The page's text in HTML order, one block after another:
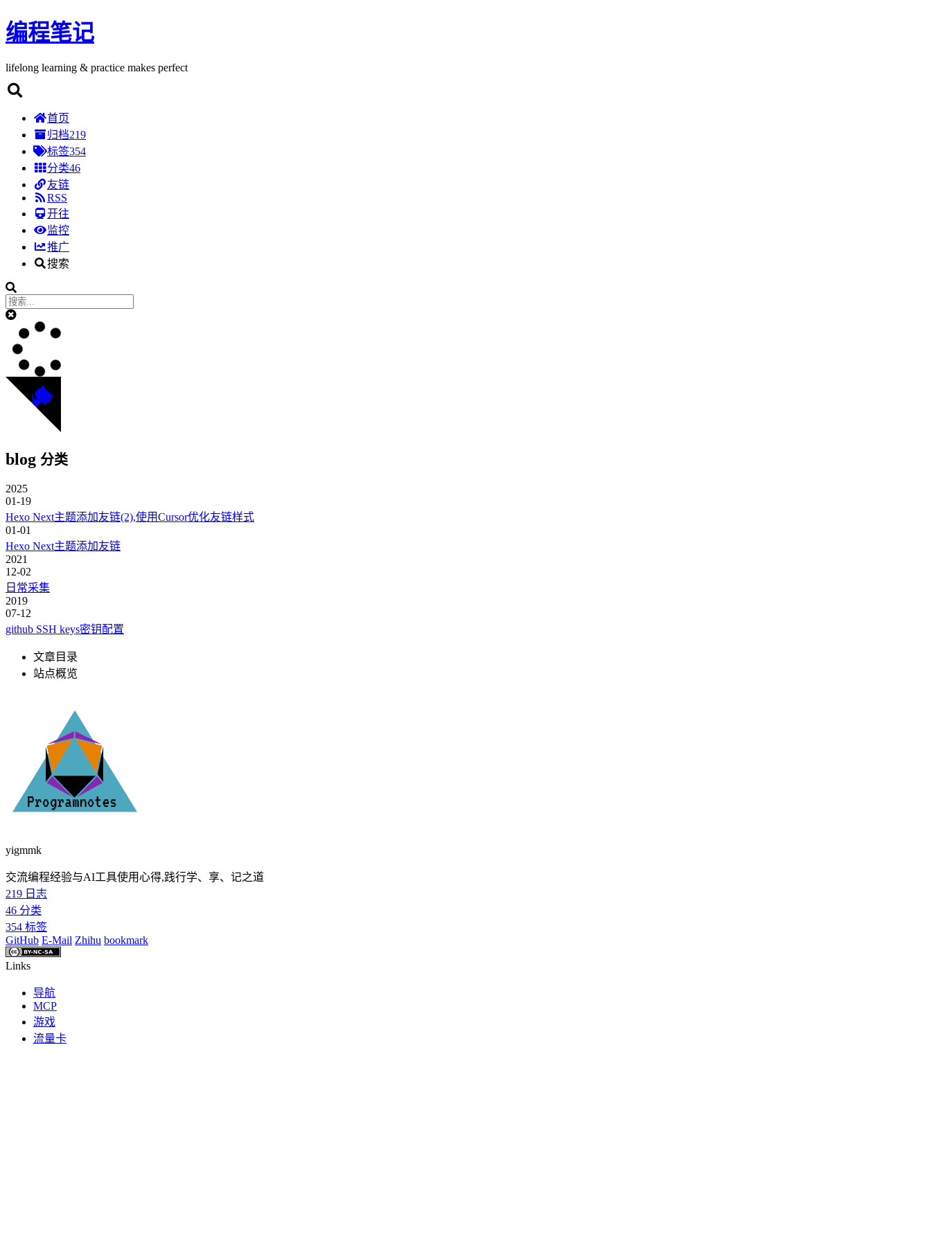
编程笔记
lifelong learning & practice makes perfect
首页
归档219
标签354
分类46
友链
RSS
开往
监控
推广
搜索
blog 分类
2025
01-19
Hexo Next主题添加友链(2),使用Cursor优化友链样式
01-01
Hexo Next主题添加友链
2021
12-02
日常采集
2019
07-12
github SSH keys密钥配置
文章目录
站点概览
yigmmk
交流编程经验与AI工具使用心得,践行学、享、记之道
219 日志
46 分类
354 标签
GitHub E-Mail Zhihu bookmark
Links
导航
MCP
游戏
流量卡